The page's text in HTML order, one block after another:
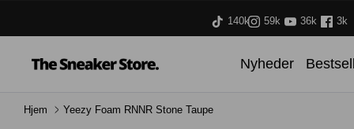
140k 59k 36k 3k
Nyheder
Hjem Yeezy Foam RNNR Stone Taupe